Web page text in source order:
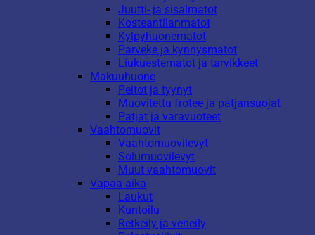
Juutti- ja sisalmatot
Kosteantilanmatot
Kylpyhuonematot
Parveke ja kynnysmatot
Liukuestematot ja tarvikkeet
Makuuhuone
Peitot ja tyynyt
Muovitettu frotee ja patjansuojat
Patjat ja varavuoteet
Vaahtomuovit
Vaahtomuovilevyt
Solumuovilevyt
Muut vaahtomuovit
Vapaa-aika
Laukut
Kuntoilu
Retkeily ja veneily